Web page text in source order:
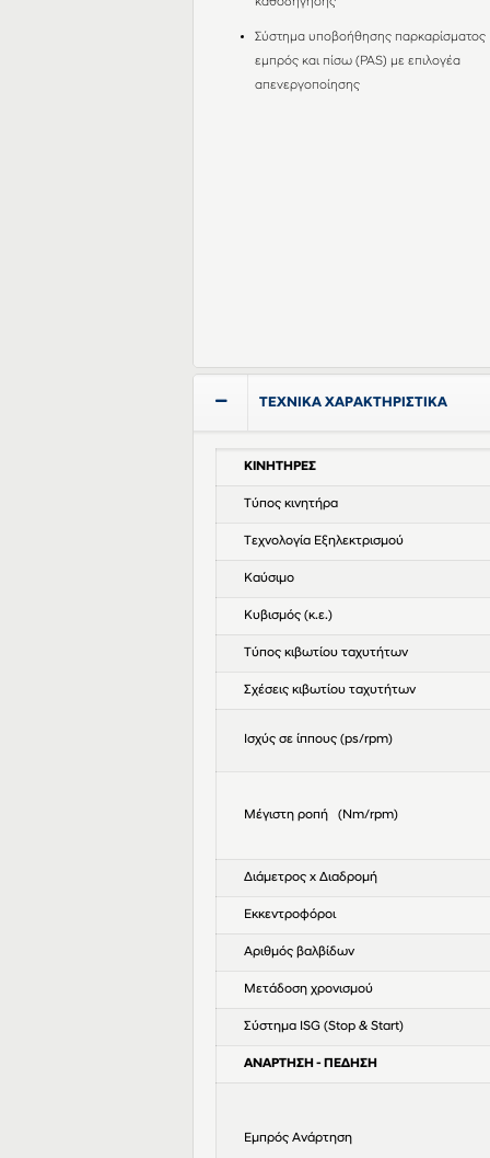
καθοδήγησης
Σύστημα υποβοήθησης παρκαρίσματος
εμπρός και πίσω (PAS) με επιλογέα
απενεργοποίησης
ΤΕΧΝΙΚΑ ΧΑΡΑΚΤΗΡΙΣΤΙΚΑ
ΚΙΝΗΤΗΡΕΣ
Τύπος κινητήρα
Τεχνολογία Εξηλεκτρισμού
Καύσιμο
Κυβισμός (κ.ε.)
Τύπος κιβωτίου ταχυτήτων
Σχέσεις κιβωτίου ταχυτήτων
Ισχύς σε ίππους (ps/rpm)
Μέγιστη ροπή (Nm/rpm)
Διάμετρος x Διαδρομή
Εκκεντροφόροι
Αριθμός βαλβίδων
Μετάδοση χρονισμού
Σύστημα ISG (Stop & Start)
ΑΝΑΡΤΗΣΗ - ΠΕΔΗΣΗ
Εμπρός Ανάρτηση